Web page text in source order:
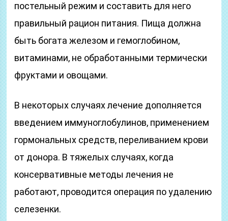
постельный режим и составить для него
правильный рацион питания. Пища должна
быть богата железом и гемоглобином,
витаминами, не обработанными термически
фруктами и овощами.
В некоторых случаях лечение дополняется
введением иммуноглобулинов, применением
гормональных средств, переливанием крови
от донора. В тяжелых случаях, когда
консервативные методы лечения не
работают, проводится операция по удалению
селезенки.